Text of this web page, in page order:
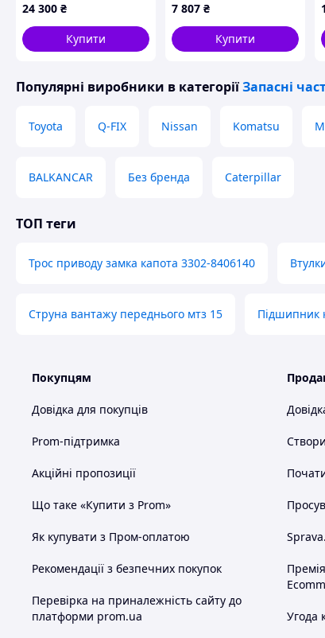
31340-51H00
24 300 ₴
Купити
Daewoo-Doosan
D514289
7 807 ₴
Купити
Популярні виробники в категоріїЗапасні
Toyota Q-FIX Nissan Komatsu
BALKANCAR Без бренда Caterpillar
ТОП теги
Трос приводу замка капота 3302-8406140
Струна вантажу переднього мтз 15 Підшипник
Покупцям
Довідка для покупців
Prom-підтримка
Акційні пропозиції
Що таке «Купити з Prom»
Як купувати з Пром-оплатою
Рекомендації з безпечних покупок
Перевірка на приналежність сайту до
платформи prom.ua
Угода